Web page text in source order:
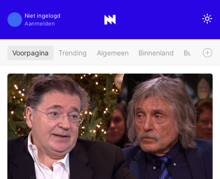
Niet ingelogd
Aanmelden
Voorpagina Trending Algemeen Binnenland Buitenland